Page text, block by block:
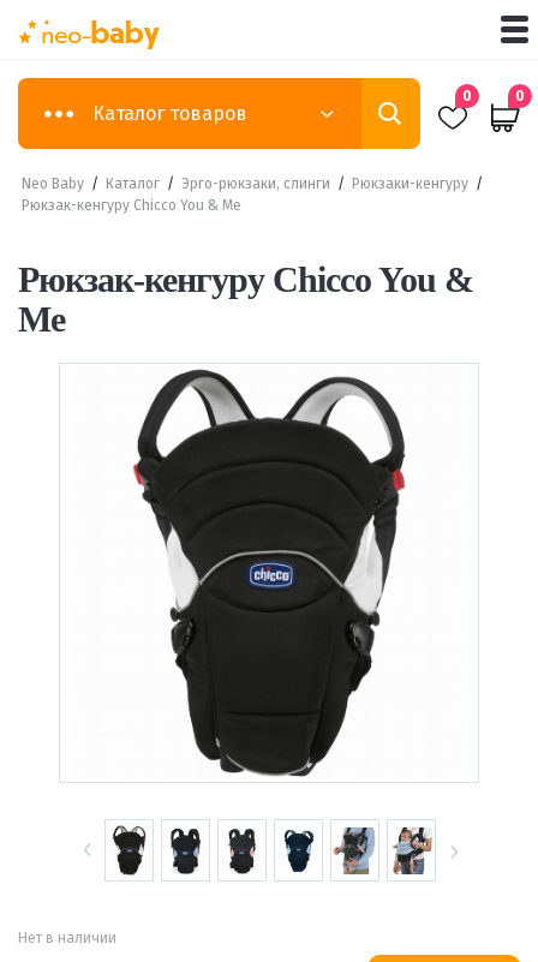
Каталог товаров
0 0
Neo Baby / Каталог / Эрго-рюкзаки, слинги / Рюкзаки-кенгуру /
Рюкзак-кенгуру Chicco You & Me
Рюкзак-кенгуру Chicco You &
Me
Нет в наличии